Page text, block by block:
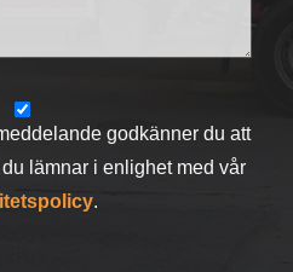
godkänner du att
lämnar i enlighet med vår
.